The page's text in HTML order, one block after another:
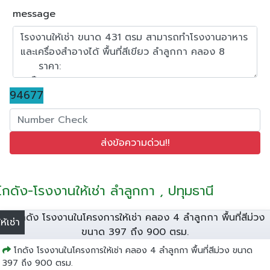
message
94677
กดัง-โรงงานให้เช่า ลำลูกกา , ปทุมธานี
เช่า
โกดัง โรงงานในโครงการให้เช่า คลอง 4 ลำลูกกา พื้นที่สีม่วง ขนาด
397 ถึง 900 ตรม.